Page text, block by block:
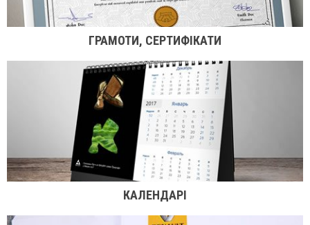
ГРАМОТИ, СЕРТИФІКАТИ
КАЛЕНДАРІ